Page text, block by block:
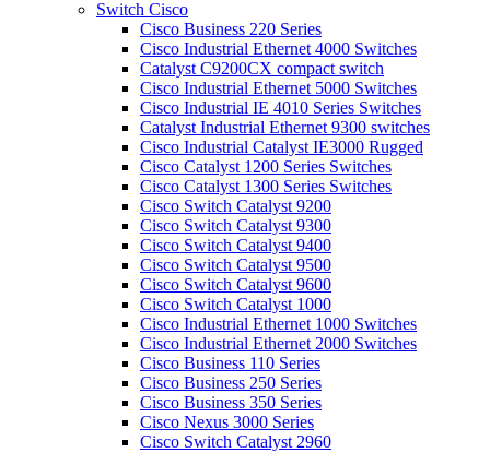
Switch Cisco
Cisco Business 220 Series
Cisco Industrial Ethernet 4000 Switches
Catalyst C9200CX compact switch
Cisco Industrial Ethernet 5000 Switches
Cisco Industrial IE 4010 Series Switches
Catalyst Industrial Ethernet 9300 switches
Cisco Industrial Catalyst IE3000 Rugged
Cisco Catalyst 1200 Series Switches
Cisco Catalyst 1300 Series Switches
Cisco Switch Catalyst 9200
Cisco Switch Catalyst 9300
Cisco Switch Catalyst 9400
Cisco Switch Catalyst 9500
Cisco Switch Catalyst 9600
Cisco Switch Catalyst 1000
Cisco Industrial Ethernet 1000 Switches
Cisco Industrial Ethernet 2000 Switches
Cisco Business 110 Series
Cisco Business 250 Series
Cisco Business 350 Series
Cisco Nexus 3000 Series
Cisco Switch Catalyst 2960